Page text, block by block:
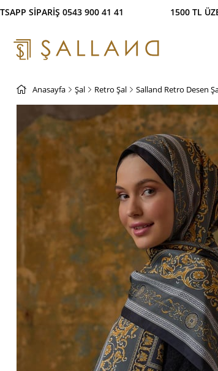
0543 900 41 41 1500 TL
Anasayfa Şal Retro Şal Salland Retro Desen